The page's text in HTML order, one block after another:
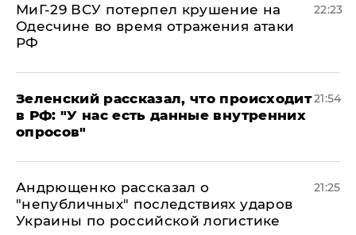
МиГ-29 ВСУ потерпел крушение на
Одесчине во время отражения атаки
РФ
22:23
​Зеленский рассказал, что происходит
в РФ: "У нас есть данные внутренних
опросов"
21:54
Андрющенко рассказал о
"непубличных" последствиях ударов
Украины по российской логистике
21:25